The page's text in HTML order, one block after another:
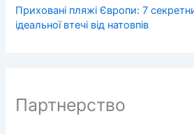
Приховані пляжі Європи: 7
ідеальної втечі від натовпів
Партнерство